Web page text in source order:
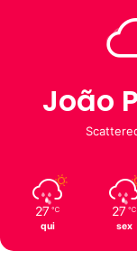
ç
João
27 ℃
qui
27 ℃
sex